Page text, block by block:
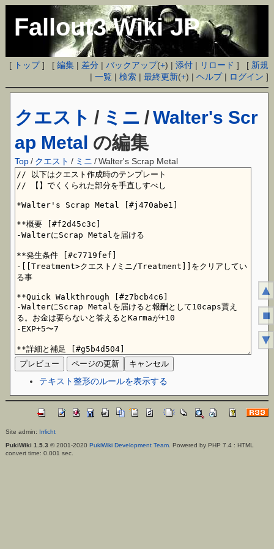
Fallout3 Wiki JP
[ トップ] [編集 | 差分 |バックアップ(+) |添付 | リロード ] [ 新規
|一覧 |検索 |最終更新(+) |ヘルプ| ログイン ]
クエスト / ミニ /Walter's Scr
ap Metal の編集
Top / クエスト / ミニ / Walter's Scrap Metal
テキスト整形のルールを表示する
Site admin: Irrlicht
PukiWiki 1.5.3 © 2001-2020 PukiWiki Development Team. Powered by PHP 7.4 : HTML
convert time: 0.001 sec.
▲
■
▼